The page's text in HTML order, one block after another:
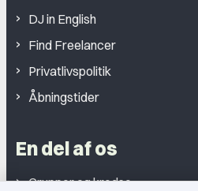
DJ in English
Find Freelancer
Privatlivspolitik
Åbningstider
En del af os
Grupper og kredse